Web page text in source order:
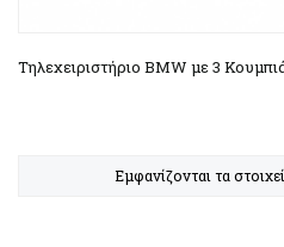
Τηλεχειριστήριο BMW με 3
Εμφανίζονται τα